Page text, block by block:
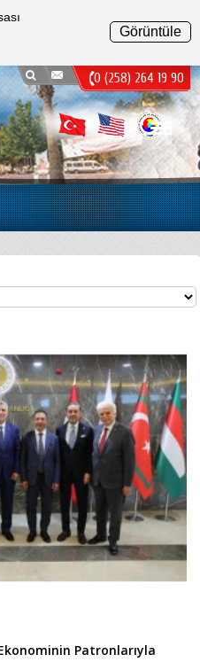
0 (258) 264 19 90
Patronlarıyla
Menu
Görüntüle